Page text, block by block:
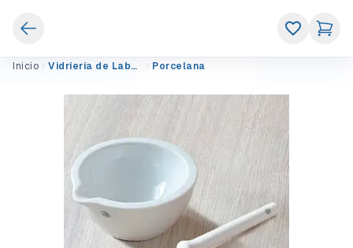
Inicio Vidriería de Laboratorio Porcelana